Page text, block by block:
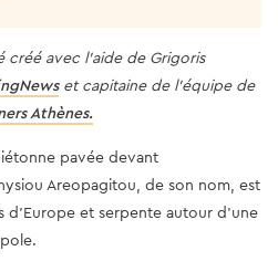
créé avec l'aide de Grigoris
et capitaine de l'équipe de
Athènes.
pavée devant
Areopagitou, de son nom, est
d'Europe et serpente autour d’une